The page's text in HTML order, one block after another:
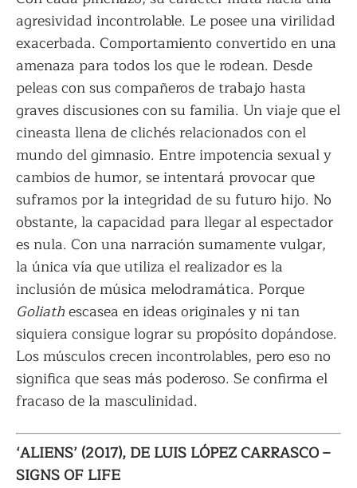
agresividad incontrolable. Le posee una virilidad
exacerbada. Comportamiento convertido en una
amenaza para todos los que le rodean. Desde
peleas con sus compañeros de trabajo hasta
graves discusiones con su familia. Un viaje que el
cineasta llena de clichés relacionados con el
mundo del gimnasio. Entre impotencia sexual y
cambios de humor, se intentará provocar que
suframos por la integridad de su futuro hijo. No
obstante, la capacidad para llegar al espectador
es nula. Con una narración sumamente vulgar,
la única vía que utiliza el realizador es la
inclusión de música melodramática. Porque
Goliathescasea en ideas originales y ni tan
siquiera consigue lograr su propósito dopándose.
Los músculos crecen incontrolables, pero eso no
significa que seas más poderoso. Se confirma el
fracaso de la masculinidad.
‘ALIENS’ (2017), DE LUIS LÓPEZ CARRASCO –
SIGNS OF LIFE